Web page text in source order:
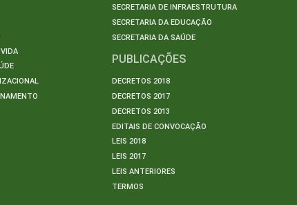
SECRETARIA DE INFRAESTRUTURA
SECRETARIA DA EDUCAÇÃO
SECRETARIA DA SAÚDE
PUBLICAÇÕES
DECRETOS 2018
DECRETOS 2017
DECRETOS 2013
EDITAIS DE CONVOCAÇÃO
LEIS 2018
LEIS 2017
LEIS ANTERIORES
TERMOS